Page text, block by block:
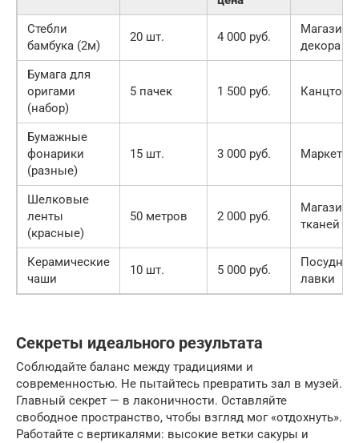
Стебли
бамбука (2м)
20 шт. 4 000 руб.
Магазины
декора
Бумага для
оригами
(набор)
5 пачек 1 500 руб.
Бумажные
фонарики
(разные)
15 шт. 3 000 руб.
Шелковые
ленты
(красные)
50 метров 2 000 руб.
Магазины
тканей
Керамические
чаши
10 шт. 5 000 руб.
Посудные
лавки
Секреты идеального результата
Соблюдайте баланс между традициями и
современностью. Не пытайтесь превратить зал в музей.
Главный секрет — в лаконичности. Оставляйте
свободное пространство, чтобы взгляд мог «отдохнуть».
Работайте с вертикалями: высокие ветки сакуры и